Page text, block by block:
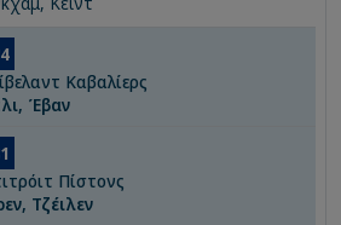
Καβαλίερς
Έβαν
Πίστονς
Τζέιλεν